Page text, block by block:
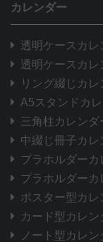
カレンダー
透明ケースカ
透明ケースカレ
リング綴じカレ
A5スタンドカ
三角柱カレンダ
中綴じ冊子カレ
プラホルダー
プラホルダーカ
ポスター型カレ
カード型カレン
ノート型カレン